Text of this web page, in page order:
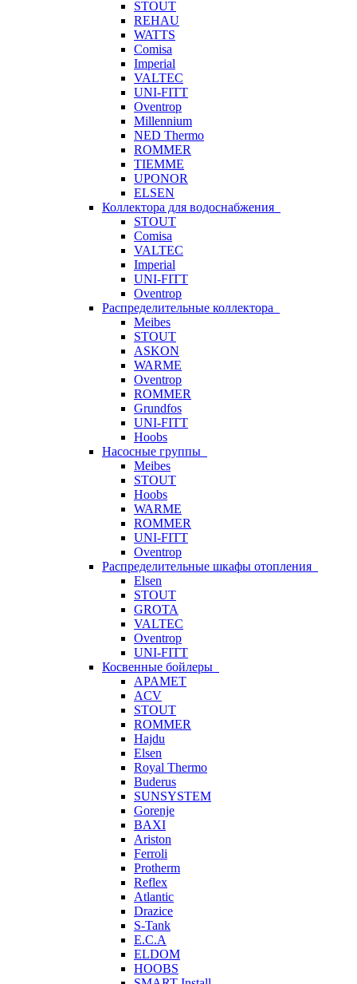
STOUT
REHAU
WATTS
Comisa
Imperial
VALTEC
UNI-FITT
Oventrop
Millennium
NED Thermo
ROMMER
TIEMME
UPONOR
ELSEN
Коллектора для водоснабжения
STOUT
Comisa
VALTEC
Imperial
UNI-FITT
Oventrop
Распределительные коллектора
Meibes
STOUT
ASKON
WARME
Oventrop
ROMMER
Grundfos
UNI-FITT
Hoobs
Насосные группы
Meibes
STOUT
Hoobs
WARME
ROMMER
UNI-FITT
Oventrop
Распределительные шкафы отопления
Elsen
STOUT
GROTA
VALTEC
Oventrop
UNI-FITT
Косвенные бойлеры
APAMET
ACV
STOUT
ROMMER
Hajdu
Elsen
Royal Thermo
Buderus
SUNSYSTEM
Gorenje
BAXI
Ariston
Ferroli
Protherm
Reflex
Atlantic
Drazice
S-Tank
E.C.A
ELDOM
HOOBS